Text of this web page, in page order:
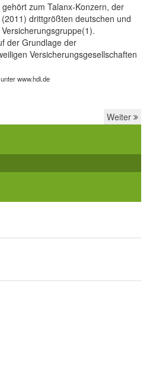
zum Talanx-Konzern, der
drittgrößten deutschen und
der Grundlage der
Versicherungsgesellschaften
www.hdi.de
Weiter